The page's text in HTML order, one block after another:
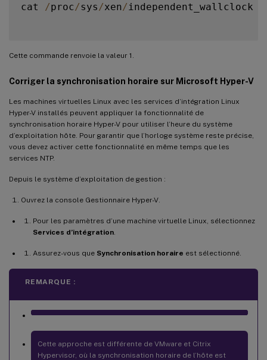
cat /proc/sys /xen/ independent_wallclock
Cette commande renvoie la valeur 1.
Corriger la synchronisation horaire sur Microsoft Hyper-V
Les machines virtuelles Linux avec les services d’intégration Linux
Hyper-V installés peuvent appliquer la fonctionnalité de
synchronisation horaire Hyper-V pour utiliser l’heure du système
d’exploitation hôte. Pour garantir que l’horloge système reste précise,
vous devez activer cette fonctionnalité en même temps que les
services NTP.
Depuis le système d’exploitation de gestion :
Ouvrez la console Gestionnaire Hyper-V.
Pour les paramètres d’une machine virtuelle Linux, sélectionnez
Services d’intégration
Assurez-vous que Synchronisation horaire est sélectionné.
REMARQUE :
Cette approche est différente de VMware et Citrix
Hypervisor, où la synchronisation horaire de l’hôte est